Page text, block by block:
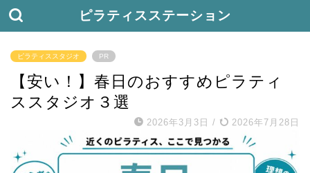
ピラティスステーション
ピラティススタジオ PR
【安い！】春日のおすすめピラティ
ススタジオ３選
2026年3月3日 / 2026年7月28日